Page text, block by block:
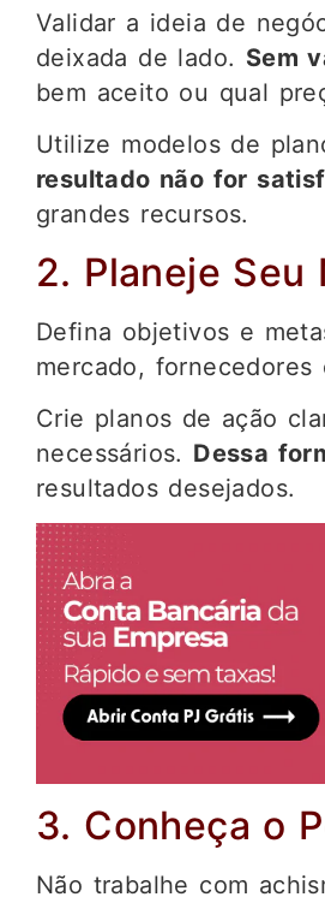
Validar a ideia de
deixada de lado. Sem
bem aceito ou qual
Utilize modelos de
resultado não for
grandes recursos.
2. Planeje Seu
Defina objetivos e
mercado, fornecedores
Crie planos de ação
necessários. Dessa
resultados desejados.
3. Conheça o
Não trabalhe com